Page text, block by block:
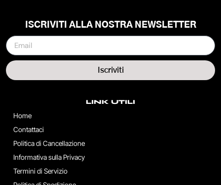
LINK UTILI
Home
Contattaci
Politica di Cancellazione
Informativa sulla Privacy
Termini di Servizio
ISCRIVITI ALLA NOSTRA NEWSLETTER
Iscriviti